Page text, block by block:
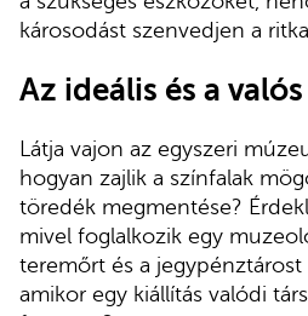
károsodást szenvedjen a
Az ideális és a
Látja vajon az egyszeri
hogyan zajlik a színfalak
töredék megmentése?
mivel foglalkozik egy
teremőrt és a jegypénztárost
amikor egy kiállítás valódi